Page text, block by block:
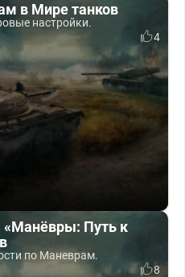
в Мире танков
настройки.
4
«Манёвры: Путь к
по Маневрам.
8